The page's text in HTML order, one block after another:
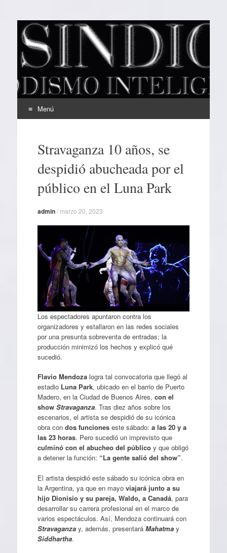
EL SINDICAL
Periodismo Inteligente
Menú
contenidoStravaganza 10 años, se
despidió abucheada por el
público en el Luna Park
admin/ marzo 20, 2023
Los espectadores apuntaron contra los
organizadores y estallaron en las redes sociales
por una presunta sobreventa de entradas; la
producción minimizó los hechos y explicó qué
sucedió.
Flavio Mendoza logra tal convocatoria que llegó al
estadio Luna Park, ubicado en el barrio de Puerto
Madero, en la Ciudad de Buenos Aires, con el
show Stravaganza. Tras diez años sobre los
escenarios, el artista se despidió de su icónica
obra con dos funcioneseste sábado: a las 20 y a
las 23 horas. Pero sucedió un imprevisto que
culminó con el abucheo del público y que obligó
a detener la función: “La gente salió del show”.
El artista despidió este sábado su icónica obra en
la Argentina, ya que en mayoviajará junto a su
hijo Dionisio y su pareja, Waldo, a Canadá, para
desarrollar su carrera profesional en el marco de
varios espectáculos. Así, Mendoza continuará con
Stravaganzay, además, presentará Mahatma y
Siddhartha.